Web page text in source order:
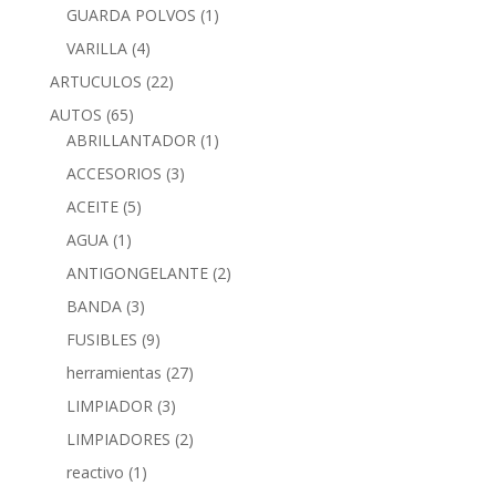
GUARDA POLVOS (1)
VARILLA (4)
ARTUCULOS (22)
AUTOS (65)
ABRILLANTADOR (1)
ACCESORIOS (3)
ACEITE (5)
AGUA (1)
ANTIGONGELANTE (2)
BANDA (3)
FUSIBLES (9)
herramientas (27)
LIMPIADOR (3)
LIMPIADORES (2)
reactivo (1)